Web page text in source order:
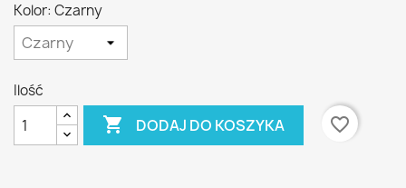
Kolor: Czarny
Ilość
 DODAJ DO KOSZYKA favorite_border